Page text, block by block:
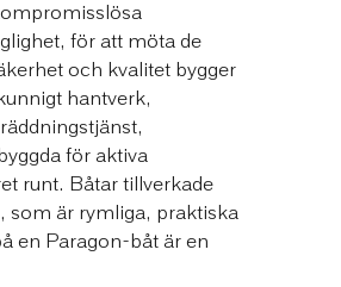
för att möta de
och kvalitet bygger
hantverk,
för aktiva
runt. Båtar tillverkade
som är rymliga, praktiska
en Paragon-båt är en